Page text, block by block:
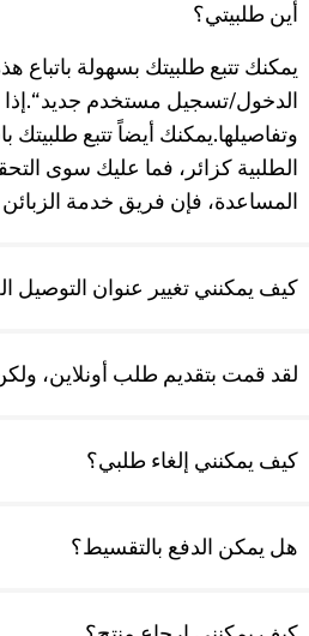
أين طلبيتي؟
يمكنك تتبع طلبيتك بسهولة
الدخول/تسجيل مستخدم
وتفاصيلها.يمكنك أيضاً تتبع
الطلبية كزائر، فما عليك سوى
المساعدة، فإن فريق خدمة الزبائن
كيف يمكنني تغيير عنوان التوصيل
لقد قمت بتقديم طلب أونلاين،
كيف يمكنني إلغاء طلبي؟
هل يمكن الدفع بالتقسيط؟